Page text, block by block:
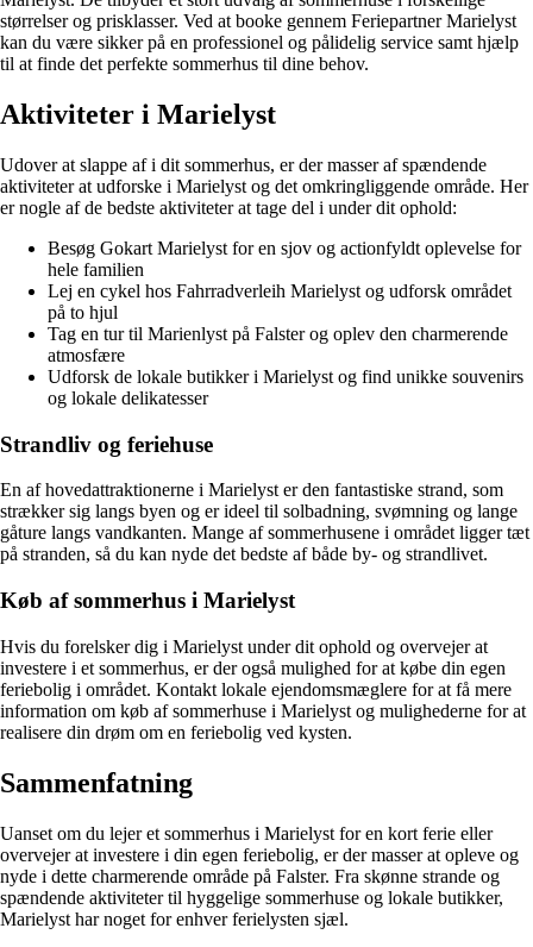
størrelser og prisklasser. Ved at booke gennem Feriepartner Marielyst
kan du være sikker på en professionel og pålidelig service samt hjælp
til at finde det perfekte sommerhus til dine behov.
Aktiviteter i Marielyst
Udover at slappe af i dit sommerhus, er der masser af spændende
aktiviteter at udforske i Marielyst og det omkringliggende område. Her
er nogle af de bedste aktiviteter at tage del i under dit ophold:
Besøg Gokart Marielyst for en sjov og actionfyldt oplevelse for
hele familien
Lej en cykel hos Fahrradverleih Marielyst og udforsk området
på to hjul
Tag en tur til Marienlyst på Falster og oplev den charmerende
atmosfære
Udforsk de lokale butikker i Marielyst og find unikke souvenirs
og lokale delikatesser
Strandliv og feriehuse
En af hovedattraktionerne i Marielyst er den fantastiske strand, som
strækker sig langs byen og er ideel til solbadning, svømning og lange
gåture langs vandkanten. Mange af sommerhusene i området ligger tæt
på stranden, så du kan nyde det bedste af både by- og strandlivet.
Køb af sommerhus i Marielyst
Hvis du forelsker dig i Marielyst under dit ophold og overvejer at
investere i et sommerhus, er der også mulighed for at købe din egen
feriebolig i området. Kontakt lokale ejendomsmæglere for at få mere
information om køb af sommerhuse i Marielyst og mulighederne for at
realisere din drøm om en feriebolig ved kysten.
Sammenfatning
Uanset om du lejer et sommerhus i Marielyst for en kort ferie eller
overvejer at investere i din egen feriebolig, er der masser at opleve og
nyde i dette charmerende område på Falster. Fra skønne strande og
spændende aktiviteter til hyggelige sommerhuse og lokale butikker,
Marielyst har noget for enhver ferielysten sjæl.